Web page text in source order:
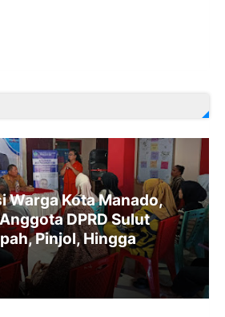
Warga Kota Manado,
DPRD Sulut
Pinjol, Hingga